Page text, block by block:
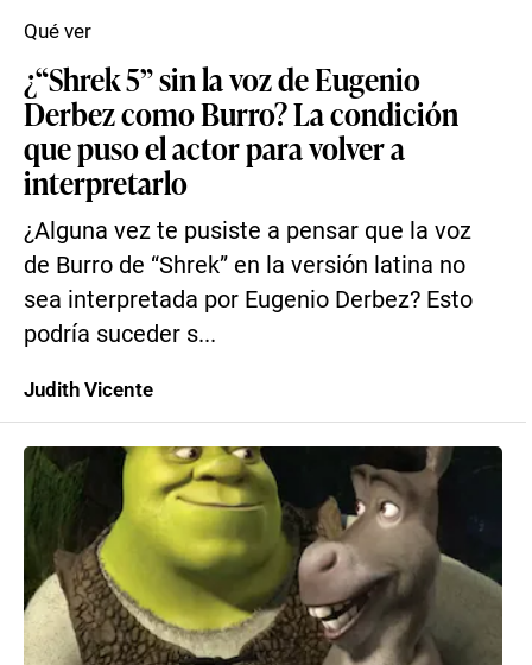
¿“Shrek 5” sin la voz de Eugenio
Derbez como Burro? La condición
que puso el actor para volver a
interpretarlo
¿Alguna vez te pusiste a pensar que la voz
de Burro de “Shrek” en la versión latina no
sea interpretada por Eugenio Derbez? Esto
podría suceder s...
Qué ver
Judith Vicente